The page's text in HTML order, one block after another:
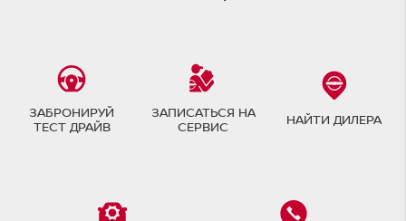
ЗАБРОНИРУЙ
ТЕСТ ДРАЙВ
ЗАПИСАТЬСЯ НА
СЕРВИС
НАЙТИ ДИЛЕРА